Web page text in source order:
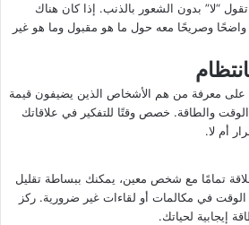
“لا” بدون الشعور بالذنب. إذا كان هناك
وصريحًا معه حول ما هو مقبول وما هو غير
على معرفة من هم الأشخاص الذين يضيفون قيمة
والطاقة. خصص وقتًا للتفكير في علاقاتك
أم لا.
تمامًا مع شخص معين، يمكنك ببساطة تقليل
الوقت في مكالمات أو لقاءات غير ضرورية. ركز
إيجابية لحياتك.